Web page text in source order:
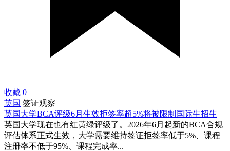
收藏 0
英国 签证观察
英国大学BCA评级6月生效拒签率超5%将被限制国际生招生
英国大学现在也有红黄绿评级了。2026年6月起新的BCA合规
评估体系正式生效，大学需要维持签证拒签率低于5%、课程
注册率不低于95%、课程完成率...